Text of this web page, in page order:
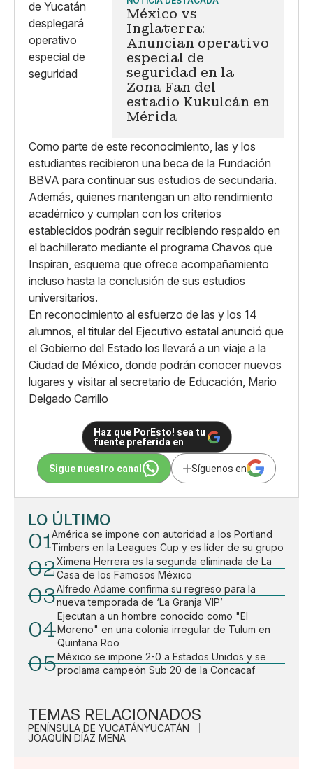
México vs
Inglaterra:
Anuncian operativo
especial de
seguridad en la
Zona Fan del
estadio Kukulcán en
Mérida
Como parte de este reconocimiento, las y los
estudiantes recibieron una beca de la Fundación
BBVA para continuar sus estudios de secundaria.
Además, quienes mantengan un alto rendimiento
académico y cumplan con los criterios
establecidos podrán seguir recibiendo respaldo en
el bachillerato mediante el programa Chavos que
Inspiran, esquema que ofrece acompañamiento
incluso hasta la conclusión de sus estudios
universitarios.
En reconocimiento al esfuerzo de las y los 14
alumnos, el titular del Ejecutivo estatal anunció que
el Gobierno del Estado los llevará a un viaje a la
Ciudad de México, donde podrán conocer nuevos
lugares y visitar al secretario de Educación, Mario
Delgado Carrillo
Haz que PorEsto! sea tu
fuente preferida en
Sigue nuestro canal Síguenos en
LO ÚLTIMO
01América se impone con autoridad a los Portland
Timbers en la Leagues Cup y es líder de su grupo
02Ximena Herrera es la segunda eliminada de La
Casa de los Famosos México
03Alfredo Adame confirma su regreso para la
nueva temporada de ‘La Granja VIP’
04
Ejecutan a un hombre conocido como "El
Moreno" en una colonia irregular de Tulum en
Quintana Roo
05México se impone 2-0 a Estados Unidos y se
proclama campeón Sub 20 de la Concacaf
TEMAS RELACIONADOS
PENÍNSULA DE YUCATÁNYUCATÁN
JOAQUÍN DÍAZ MENA